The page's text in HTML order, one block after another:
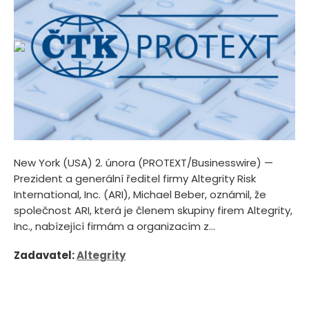
New York (USA) 2. února (PROTEXT/Businesswire) —
Prezident a generální ředitel firmy Altegrity Risk
International, Inc. (ARI), Michael Beber, oznámil, že
společnost ARI, která je členem skupiny firem Altegrity,
Inc., nabízející firmám a organizacím z...
Zadavatel:Altegrity